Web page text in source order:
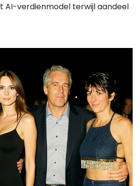
AI-verdienmodel terwijl aandeel